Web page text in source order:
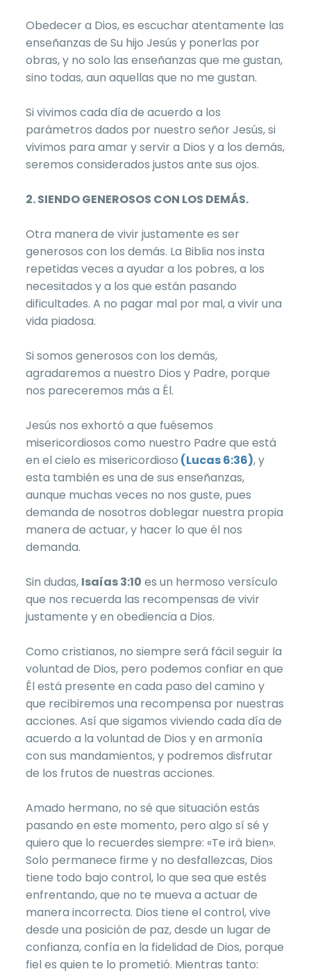
Obedecer a Dios, es escuchar atentamente las
enseñanzas de Su hijo Jesús y ponerlas por
obras, y no solo las enseñanzas que me gustan,
sino todas, aun aquellas que no me gustan.
Si vivimos cada día de acuerdo a los
parámetros dados por nuestro señor Jesús, si
vivimos para amar y servir a Dios y a los demás,
seremos considerados justos ante sus ojos.
2. SIENDO GENEROSOS CON LOS DEMÁS.
Otra manera de vivir justamente es ser
generosos con los demás. La Biblia nos insta
repetidas veces a ayudar a los pobres, a los
necesitados y a los que están pasando
dificultades. A no pagar mal por mal, a vivir una
vida piadosa.
Si somos generosos con los demás,
agradaremos a nuestro Dios y Padre, porque
nos pareceremos más a Él.
Jesús nos exhortó a que fuésemos
misericordiosos como nuestro Padre que está
en el cielo es misericordioso (Lucas 6:36), y
esta también es una de sus enseñanzas,
aunque muchas veces no nos guste, pues
demanda de nosotros doblegar nuestra propia
manera de actuar, y hacer lo que él nos
demanda.
Sin dudas, Isaías 3:10 es un hermoso versículo
que nos recuerda las recompensas de vivir
justamente y en obediencia a Dios.
Como cristianos, no siempre será fácil seguir la
voluntad de Dios, pero podemos confiar en que
Él está presente en cada paso del camino y
que recibiremos una recompensa por nuestras
acciones. Así que sigamos viviendo cada día de
acuerdo a la voluntad de Dios y en armonía
con sus mandamientos, y podremos disfrutar
de los frutos de nuestras acciones.
Amado hermano, no sé que situación estás
pasando en este momento, pero algo sí sé y
quiero que lo recuerdes siempre: «Te irá bien».
Solo permanece firme y no desfallezcas, Dios
tiene todo bajo control, lo que sea que estés
enfrentando, que no te mueva a actuar de
manera incorrecta. Dios tiene el control, vive
desde una posición de paz, desde un lugar de
confianza, confía en la fidelidad de Dios, porque
fiel es quien te lo prometió. Mientras tanto: